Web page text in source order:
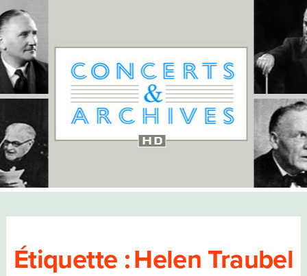
Étiquette :Helen Traubel